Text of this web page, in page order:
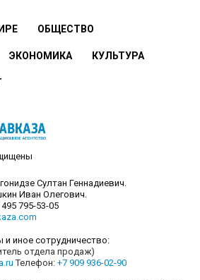
ОБЩЕСТВО
ЭКОНОМИКА КУЛЬТУРА
Султан Геннадиевич.
Иван Олегович.
795-53-05
и иное сотрудничество:
отдела продаж)
Телефон: +7 909 936-02-90